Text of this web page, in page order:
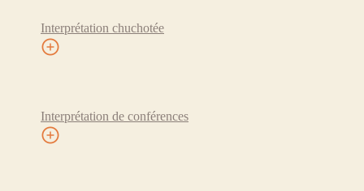
Interprétation chuchotée
Interprétation de conférences